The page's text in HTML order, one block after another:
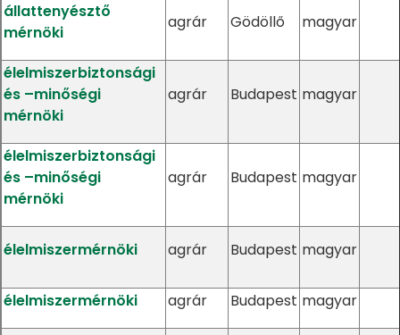
állattenyésztő
mérnöki
agrár Gödöllő magyar
élelmiszerbiztonsági
és –minőségi
mérnöki
agrár Budapest magyar
élelmiszerbiztonsági
és –minőségi
mérnöki
agrár Budapest magyar
élelmiszermérnöki agrár Budapest magyar
élelmiszermérnöki agrár Budapest magyar